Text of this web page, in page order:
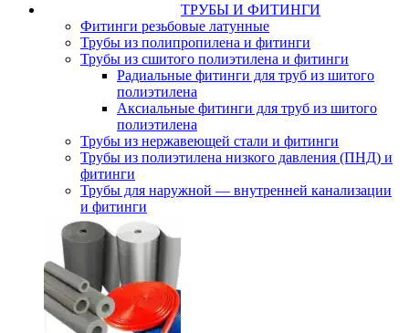
ТРУБЫ И ФИТИНГИ
Фитинги резьбовые латунные
Трубы из полипропилена и фитинги
Трубы из сшитого полиэтилена и фитинги
Радиальные фитинги для труб из шитого
полиэтилена
Аксиальные фитинги для труб из шитого
полиэтилена
Трубы из нержавеющей стали и фитинги
Трубы из полиэтилена низкого давления (ПНД) и
фитинги
Трубы для наружной — внутренней канализации
и фитинги